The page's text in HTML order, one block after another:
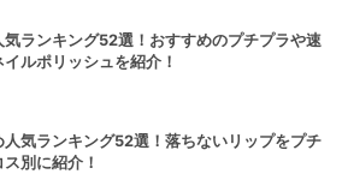
気ランキング52選！おすすめのプチプラや速
ルポリッシュを紹介！
人気ランキング52選！落ちないリップをプチ
別に紹介！